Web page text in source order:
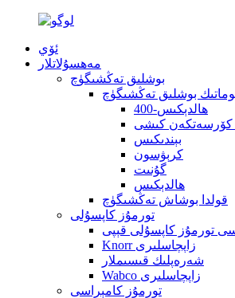
ئۆي
مەھسۇلاتلار
بوشلىق تەڭشىگۈچ
بوشلىق تەڭشىگۈچ
400-ھالدېكىس
كىشى
بېندىكىس
كرېۋسون
گۇنىت
ھالدېكىس
قولدا بوشاش تەڭشىگۈچ
تورمۇز كاپسۇلى
تورمۇز كاپسۇلى قېپى
Knorr زاپچاسلىرى
شەرەپلىك قىسىملار
Wabco زاپچاسلىرى
تورمۇز كامېراسى